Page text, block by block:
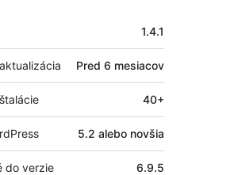
1.4.1
Pred 6 mesiacov
40+
5.2 alebo novšia
do verzie 6.9.5